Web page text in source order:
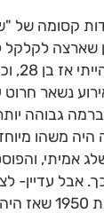
קסומה של
שארצה לקלקל
הילדות.
נשאר
גבוהה
היה משהו
אמיתי,
אבל עדיין-
להדגיש שוב,